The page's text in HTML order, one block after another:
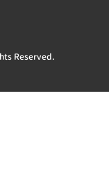
Reserved.